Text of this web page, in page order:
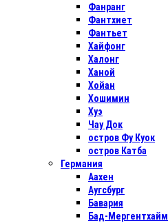
Фанранг
Фантхиет
Фантьет
Хайфонг
Халонг
Ханой
Хойан
Хошимин
Хуэ
Чау Док
остров Фу Куок
остров Катба
Германия
Аахен
Аугсбург
Бавария
Бад-Мергентхайм